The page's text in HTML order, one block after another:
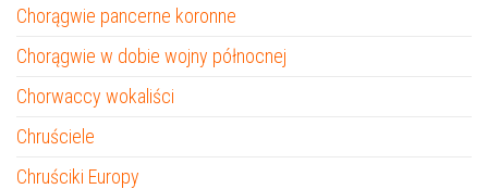
Chorągwie pancerne koronne
Chorągwie w dobie wojny północnej
Chorwaccy wokaliści
Chruściele
Chruściki Europy